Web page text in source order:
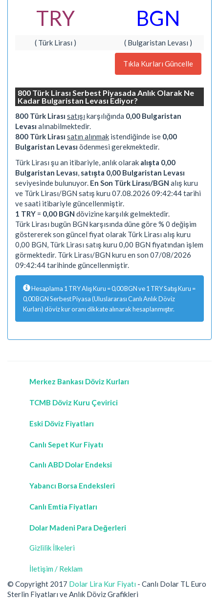
TRY
BGN
( Türk Lirası ) ( Bulgaristan Levası )
Tıkla Kurları Güncelle
800 Türk Lirası Serbest Piyasada Anlık Olarak Ne
Kadar Bulgaristan Levası Ediyor?
800 Türk Lirası satışı karşılığında 0,00 Bulgaristan
Levası alınabilmektedir.
800 Türk Lirası satın alınmak istendiğinde ise 0,00
Bulgaristan Levası ödenmesi gerekmektedir.
Türk Lirası şu an itibariyle, anlık olarak alışta 0,00
Bulgaristan Levası satışta 0,00 Bulgaristan Levası
seviyesinde bulunuyor. En Son Türk Lirası/BGN alış kuru
ve Türk Lirası/BGN satış kuru 07.08.2026 09:42:44 tarihi
ve saati itibariyle güncellenmiştir.
1 TRY = 0,00 BGN dövizine karşılık gelmektedir.
Türk Lirası bugün BGN karşısında düne göre % 0 değişim
göstererek son güncel fiyat olarak Türk Lirası alış kuru
0,00 BGN, Türk Lirası satış kuru 0,00 BGN fiyatından işlem
görmektedir. Türk Lirası/BGN kuru en son 07/08/2026
09:42:44 tarihinde güncellenmiştir.
Hesaplama 1 TRY Alış Kuru = 0,00 BGN ve 1 TRY Satış Kuru =
0,00 BGN Serbest Piyasa (Uluslararası Canlı Anlık Döviz
Kurları) döviz kur oranı dikkate alınarak hesaplanmıştır.
Merkez Bankası Döviz Kurları
TCMB Döviz Kuru Çevirici
Eski Döviz Fiyatları
Canlı Sepet Kur Fiyatı
Canlı ABD Dolar Endeksi
Yabancı Borsa Endeksleri
Canlı Emtia Fiyatları
Dolar Madeni Para Değerleri
Gizlilik İlkeleri
İletişim / Reklam
© Copyright 2017 Dolar Lira Kur Fiyatı - Canlı Dolar TL Euro
Sterlin Fiyatları ve Anlık Döviz Grafikleri